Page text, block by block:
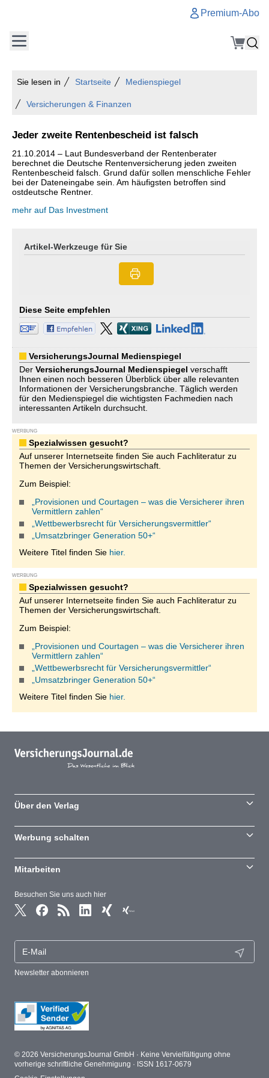
Premium-Abo
Sie lesen in Startseite Medienspiegel
Versicherungen & Finanzen
Jeder zweite Rentenbescheid ist falsch
21.10.2014 – Laut Bundesverband der Rentenberater
berechnet die Deutsche Rentenversicherung jeden zweiten
Rentenbescheid falsch. Grund dafür sollen menschliche Fehler
bei der Dateneingabe sein. Am häufigsten betroffen sind
ostdeutsche Rentner.
mehr auf Das Investment
Artikel-Werkzeuge für Sie
Diese Seite empfehlen
VersicherungsJournal Medienspiegel
Der VersicherungsJournal Medienspiegel verschafft
Ihnen einen noch besseren Überblick über alle relevanten
Informationen der Versicherungsbranche. Täglich werden
für den Medienspiegel die wichtigsten Fachmedien nach
interessanten Artikeln durchsucht.
WERBUNG
Spezialwissen gesucht?
Auf unserer Internetseite finden Sie auch Fachliteratur zu
Themen der Versicherungswirtschaft.
Zum Beispiel:
„Provisionen und Courtagen – was die Versicherer ihren
Vermittlern zahlen“
„Wettbewerbsrecht für Versicherungsvermittler“
„Umsatzbringer Generation 50+“
Weitere Titel finden Sie hier.
WERBUNG
Spezialwissen gesucht?
Auf unserer Internetseite finden Sie auch Fachliteratur zu
Themen der Versicherungswirtschaft.
Zum Beispiel:
„Provisionen und Courtagen – was die Versicherer ihren
Vermittlern zahlen“
„Wettbewerbsrecht für Versicherungsvermittler“
„Umsatzbringer Generation 50+“
Weitere Titel finden Sie hier.
Besuchen Sie uns auch hier
Newsletter abonnieren
Über den Verlag
Werbung schalten
Mitarbeiten
© 2026 VersicherungsJournal GmbH · Keine Vervielfältigung ohne
vorherige schriftliche Genehmigung · ISSN 1617-0679